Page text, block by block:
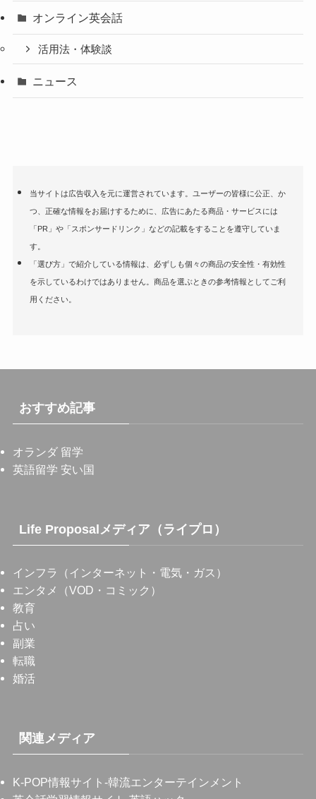
オンライン英会話
活用法・体験談
ニュース
当サイトは広告収入を元に運営されています。ユーザーの皆様に公正、か
つ、正確な情報をお届けするために、広告にあたる商品・サービスには
「PR」や「スポンサードリンク」などの記載をすることを遵守していま
す。
「選び方」で紹介している情報は、必ずしも個々の商品の安全性・有効性
を示しているわけではありません。商品を選ぶときの参考情報としてご利
用ください。
おすすめ記事
オランダ 留学
英語留学 安い国
Life Proposalメディア（ライプロ）
インフラ（インターネット・電気・ガス）
エンタメ（VOD・コミック）
教育
占い
副業
転職
婚活
関連メディア
K-POP情報サイト -韓流エンターテインメント